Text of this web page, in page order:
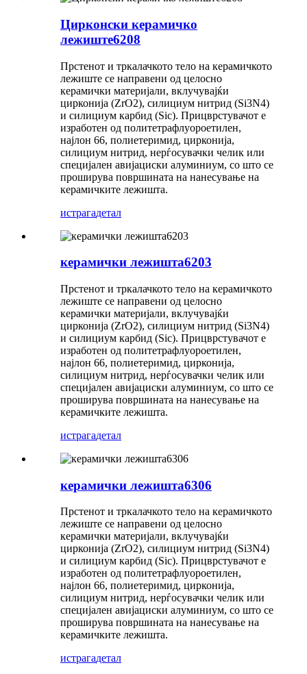
Цирконски керамичко
лежиште6208
Прстенот и тркалачкото тело на керамичкото
лежиште се направени од целосно
керамички материјали, вклучувајќи
цирконија (ZrO2), силициум нитрид (Si3N4)
и силициум карбид (Sic). Прицврстувачот е
изработен од политетрафлуороетилен,
најлон 66, полиетеримид, цирконија,
силициум нитрид, нерѓосувачки челик или
специјален авијациски алуминиум, со што се
проширува површината на нанесување на
керамичките лежишта.
истрагадетал
керамички лежишта6203
Прстенот и тркалачкото тело на керамичкото
лежиште се направени од целосно
керамички материјали, вклучувајќи
цирконија (ZrO2), силициум нитрид (Si3N4)
и силициум карбид (Sic). Прицврстувачот е
изработен од политетрафлуороетилен,
најлон 66, полиетеримид, цирконија,
силициум нитрид, нерѓосувачки челик или
специјален авијациски алуминиум, со што се
проширува површината на нанесување на
керамичките лежишта.
истрагадетал
керамички лежишта6306
Прстенот и тркалачкото тело на керамичкото
лежиште се направени од целосно
керамички материјали, вклучувајќи
цирконија (ZrO2), силициум нитрид (Si3N4)
и силициум карбид (Sic). Прицврстувачот е
изработен од политетрафлуороетилен,
најлон 66, полиетеримид, цирконија,
силициум нитрид, нерѓосувачки челик или
специјален авијациски алуминиум, со што се
проширува површината на нанесување на
керамичките лежишта.
истрагадетал